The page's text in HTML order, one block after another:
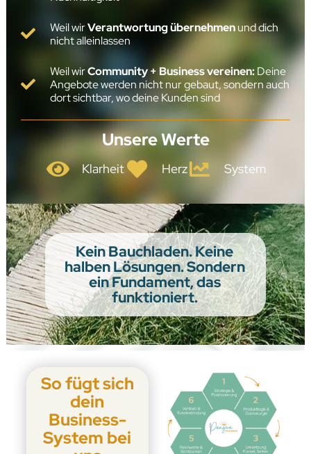
Weil wirVerantwortung übernehmenund dich
nicht alleinlassen
Weil wirCommunity + Business vereinen:Deine
Angebote werden nicht nur gebaut, sondern auch
dort sichtbar, wo deine Kunden sind
Unsere Werte
Klarheit Herz System
Kein Bauchladen. Keine
halben Lösungen. Sondern
ein Fundament, das
funktioniert.
So fügt sich
dein
Business-
System bei